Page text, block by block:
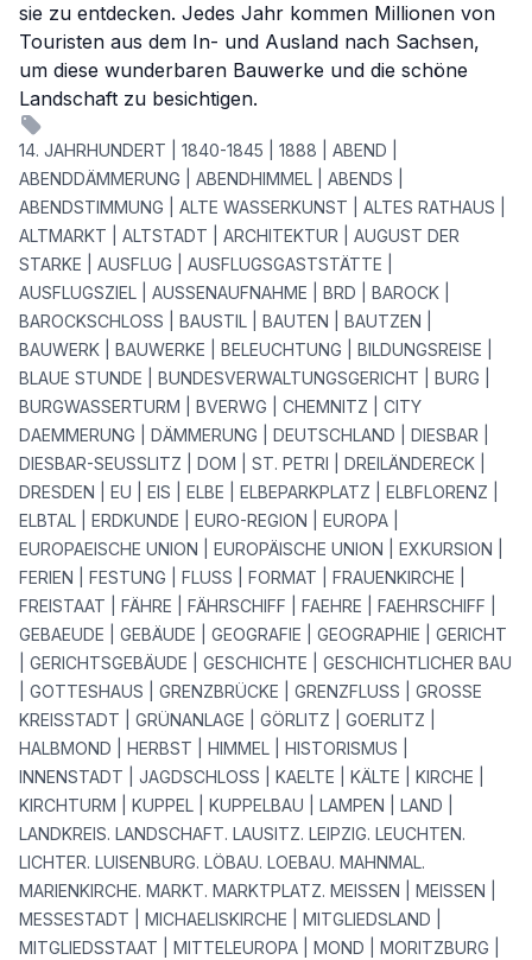
sie zu entdecken. Jedes Jahr kommen Millionen von
Touristen aus dem In- und Ausland nach Sachsen,
um diese wunderbaren Bauwerke und die schöne
Landschaft zu besichtigen.
14. JAHRHUNDERT | 1840-1845 | 1888 | ABEND |
ABENDDÄMMERUNG | ABENDHIMMEL | ABENDS |
ABENDSTIMMUNG | ALTE WASSERKUNST | ALTES RATHAUS |
ALTMARKT | ALTSTADT | ARCHITEKTUR | AUGUST DER
STARKE | AUSFLUG | AUSFLUGSGASTSTÄTTE |
AUSFLUGSZIEL | AUSSENAUFNAHME | BRD | BAROCK |
BAROCKSCHLOSS | BAUSTIL | BAUTEN | BAUTZEN |
BAUWERK | BAUWERKE | BELEUCHTUNG | BILDUNGSREISE |
BLAUE STUNDE | BUNDESVERWALTUNGSGERICHT | BURG |
BURGWASSERTURM | BVERWG | CHEMNITZ | CITY
DAEMMERUNG | DÄMMERUNG | DEUTSCHLAND | DIESBAR |
DIESBAR-SEUSSLITZ | DOM | ST. PETRI | DREILÄNDERECK |
DRESDEN | EU | EIS | ELBE | ELBEPARKPLATZ | ELBFLORENZ |
ELBTAL | ERDKUNDE | EURO-REGION | EUROPA |
EUROPAEISCHE UNION | EUROPÄISCHE UNION | EXKURSION |
FERIEN | FESTUNG | FLUSS | FORMAT | FRAUENKIRCHE |
FREISTAAT | FÄHRE | FÄHRSCHIFF | FAEHRE | FAEHRSCHIFF |
GEBAEUDE | GEBÄUDE | GEOGRAFIE | GEOGRAPHIE | GERICHT
| GERICHTSGEBÄUDE | GESCHICHTE | GESCHICHTLICHER BAU
| GOTTESHAUS | GRENZBRÜCKE | GRENZFLUSS | GROSSE
KREISSTADT | GRÜNANLAGE | GÖRLITZ | GOERLITZ |
HALBMOND | HERBST | HIMMEL | HISTORISMUS |
INNENSTADT | JAGDSCHLOSS | KAELTE | KÄLTE | KIRCHE |
KIRCHTURM | KUPPEL | KUPPELBAU | LAMPEN | LAND |
LANDKREIS. LANDSCHAFT. LAUSITZ. LEIPZIG. LEUCHTEN.
LICHTER. LUISENBURG. LÖBAU. LOEBAU. MAHNMAL.
MARIENKIRCHE. MARKT. MARKTPLATZ. MEISSEN | MEISSEN |
MESSESTADT | MICHAELISKIRCHE | MITGLIEDSLAND |
MITGLIEDSSTAAT | MITTELEUROPA | MOND | MORITZBURG |